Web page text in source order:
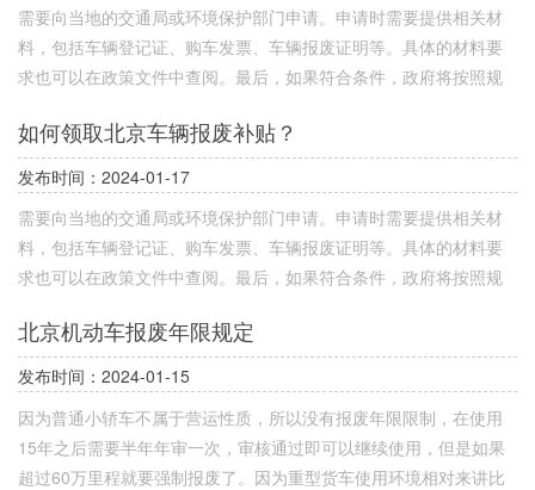
需要向当地的交通局或环境保护部门申请。申请时需要提供相关材
料，包括车辆登记证、购车发票、车辆报废证明等。具体的材料要
求也可以在政策文件中查阅。最后，如果符合条件，政府将按照规
牌、排量、车型等因素而有所不同。领取补贴后，可在指定的汽车
销售机构购买新能源汽车。
如何领取北京车辆报废补贴？
发布时间：2024-01-17
需要向当地的交通局或环境保护部门申请。申请时需要提供相关材
料，包括车辆登记证、购车发票、车辆报废证明等。具体的材料要
求也可以在政策文件中查阅。最后，如果符合条件，政府将按照规
牌、排量、车型等因素而有所不同。领取补贴后，可在指定的汽车
销售机构购买新能源汽车。
北京机动车报废年限规定
发布时间：2024-01-15
因为普通小轿车不属于营运性质，所以没有报废年限限制，在使用
15年之后需要半年年审一次，审核通过即可以继续使用，但是如果
超过60万里程就要强制报废了。因为重型货车使用环境相对来讲比